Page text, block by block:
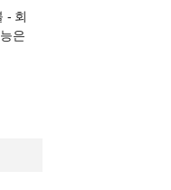
- 회
은